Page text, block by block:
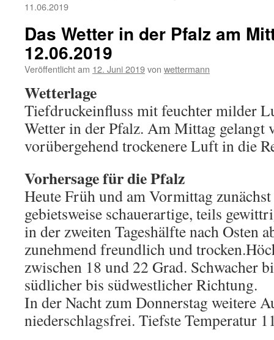
11.06.2019
Das Wetter in der Pfalz am
12.06.2019
Veröffentlicht am 12. Juni 2019von wettermann
Wetterlage
Tiefdruckeinfluss mit feuchter milder
Wetter in der Pfalz. Am Mittag gelangt
vorübergehend trockenere Luft in die
Vorhersage für die Pfalz
Heute Früh und am Vormittag
gebietsweise schauerartige, teils
in der zweiten Tageshälfte nach Osten
zunehmend freundlich und
zwischen 18 und 22 Grad. Schwacher
südlicher bis südwestlicher Richtung.
In der Nacht zum Donnerstag weitere
niederschlagsfrei. Tiefste Temperatur